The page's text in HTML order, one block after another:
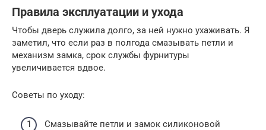
Правила эксплуатации и ухода
Чтобы дверь служила долго, за ней нужно ухаживать. Я
заметил, что если раз в полгода смазывать петли и
механизм замка, срок службы фурнитуры
увеличивается вдвое.
Советы по уходу:
Смазывайте петли и замок силиконовой